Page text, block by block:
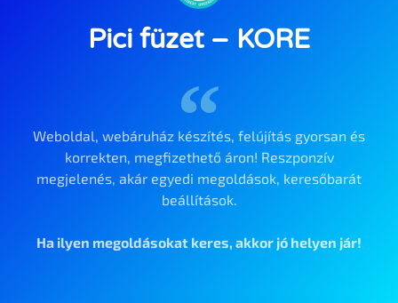
Pici füzet – KORE
Weboldal, webáruház készítés, felújítás gyorsan és
korrekten, megfizethető áron! Reszponzív
megjelenés, akár egyedi megoldások, keresőbarát
beállítások.
Ha ilyen megoldásokat keres, akkor jó helyen jár!